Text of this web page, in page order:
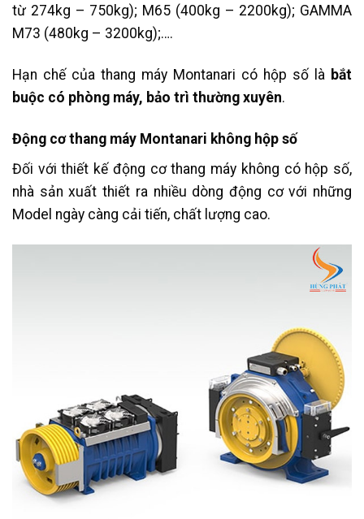
từ 274kg – 750kg); M65 (400kg – 2200kg); GAMMA
M73 (480kg – 3200kg);….
Hạn chế của thang máy Montanari có hộp số là bắt
buộc có phòng máy, bảo trì thường xuyên.
Động cơ thang máy Montanari không hộp số
Đối với thiết kế động cơ thang máy không có hộp số,
nhà sản xuất thiết ra nhiều dòng động cơ với những
Model ngày càng cải tiến, chất lượng cao.